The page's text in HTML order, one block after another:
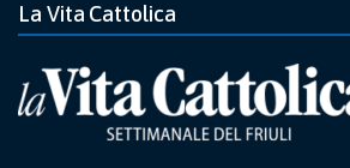
La Vita Cattolica